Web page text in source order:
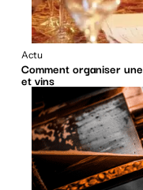
Actu
Comment organiser
et vins